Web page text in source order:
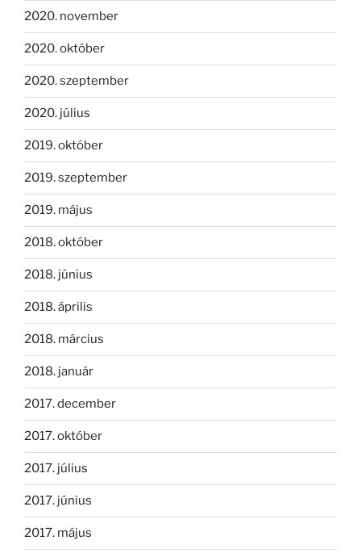
2020. november
2020. október
2020. szeptember
2020. július
2019. október
2019. szeptember
2019. május
2018. október
2018. június
2018. április
2018. március
2018. január
2017. december
2017. október
2017. július
2017. június
2017. május